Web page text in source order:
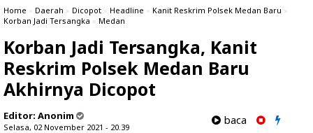
Home » Daerah » Dicopot » Headline » Kanit Reskrim Polsek Medan Baru »
Korban Jadi Tersangka » Medan
Korban Jadi Tersangka, Kanit
Reskrim Polsek Medan Baru
Akhirnya Dicopot
Editor: Anonim
Selasa, 02 November 2021 - 20.39
baca